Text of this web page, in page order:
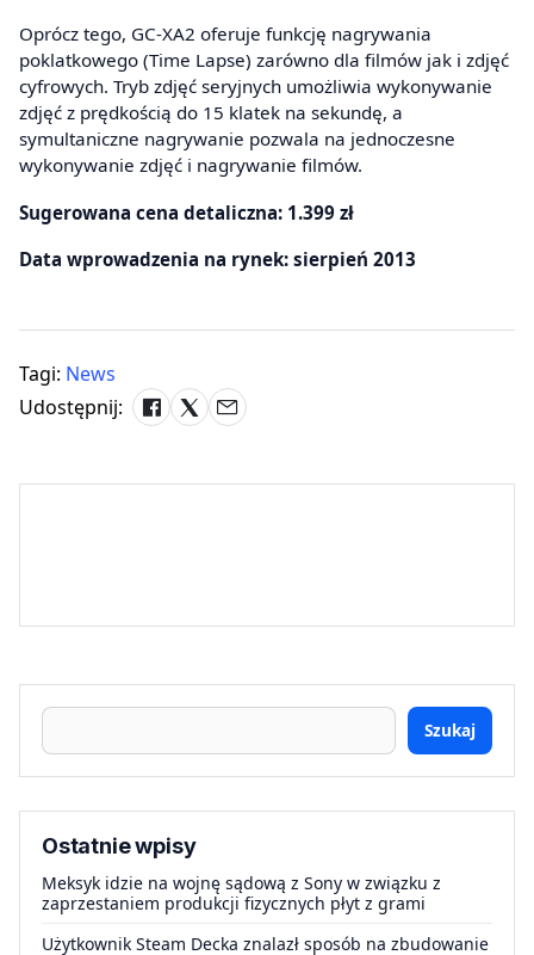
Oprócz tego, GC-XA2 oferuje funkcję nagrywania
poklatkowego (Time Lapse) zarówno dla filmów jak i zdjęć
cyfrowych. Tryb zdjęć seryjnych umożliwia wykonywanie
zdjęć z prędkością do 15 klatek na sekundę, a
symultaniczne nagrywanie pozwala na jednoczesne
wykonywanie zdjęć i nagrywanie filmów.
Sugerowana cena detaliczna: 1.399 zł
Data wprowadzenia na rynek: sierpień 2013
Tagi: News
Udostępnij:
Szukaj
Ostatnie wpisy
Meksyk idzie na wojnę sądową z Sony w związku z
zaprzestaniem produkcji fizycznych płyt z grami
Użytkownik Steam Decka znalazł sposób na zbudowanie